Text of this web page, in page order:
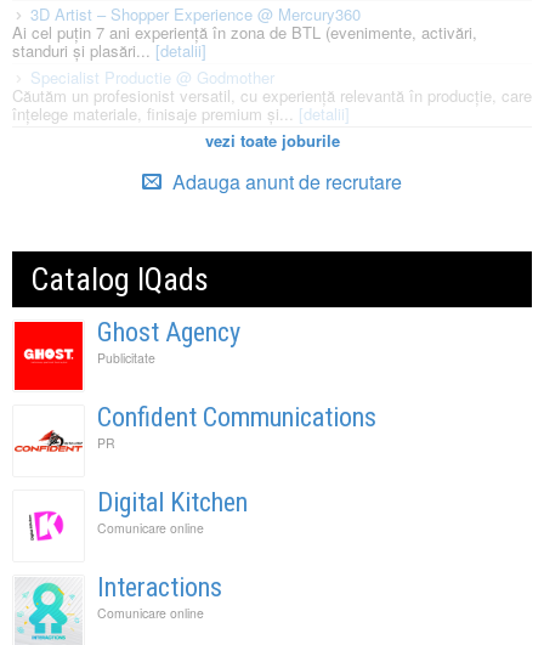
3D Artist – Shopper Experience @ Mercury360
Ai cel puțin 7 ani experiență în zona de BTL (evenimente, activări,
standuri și plasări...[detalii]
Specialist Productie @ Godmother
Căutăm un profesionist versatil, cu experiență relevantă în producție, care
înțelege materiale, finisaje premium și... [detalii]
vezi toate joburile
Adauga anunt de recrutare
Catalog IQads
Ghost Agency
Publicitate
Confident Communications
PR
Digital Kitchen
Comunicare online
Interactions
Comunicare online